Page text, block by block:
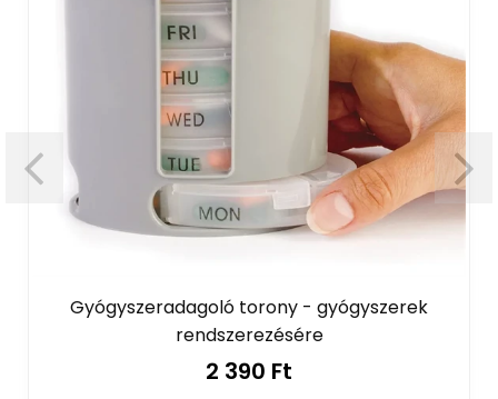
Gyógyszeradagoló torony - gyógyszerek
rendszerezésére
2 390 Ft